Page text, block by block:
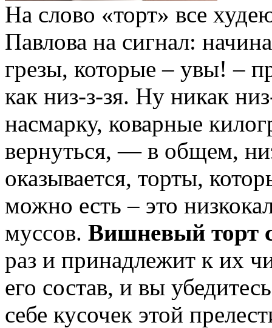
На слово «торт» все
Павлова на сигнал:
грезы, которые – увы! –
как низ-з-зя. Ну никак
насмарку, коварные
вернуться, — в общем,
оказывается, торты,
можно есть – это
муссов. Вишневый торт
раз и принадлежит к их
его состав, и вы
себе кусочек этой